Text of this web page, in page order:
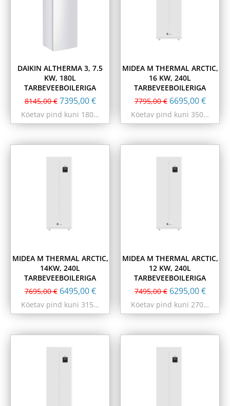
DAIKIN ALTHERMA 3, 7.5
KW, 180L
TARBEVEEBOILERIGA
8145,00€ 7395,00€
Köetav pind kuni 180…
MIDEA M THERMAL ARCTIC,
16 KW, 240L
TARBEVEEBOILERIGA
7795,00€ 6695,00€
Köetav pind kuni 350…
MIDEA M THERMAL ARCTIC,
14KW, 240L
TARBEVEEBOILERIGA
7695,00€ 6495,00€
Köetav pind kuni 315…
MIDEA M THERMAL ARCTIC,
12 KW, 240L
TARBEVEEBOILERIGA
7495,00€ 6295,00€
Köetav pind kuni 270…